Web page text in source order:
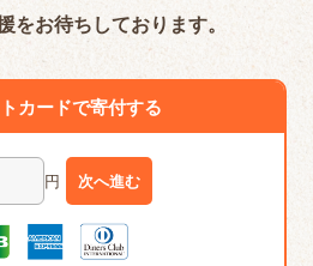
をお待ちしております。
カードで寄付する
円